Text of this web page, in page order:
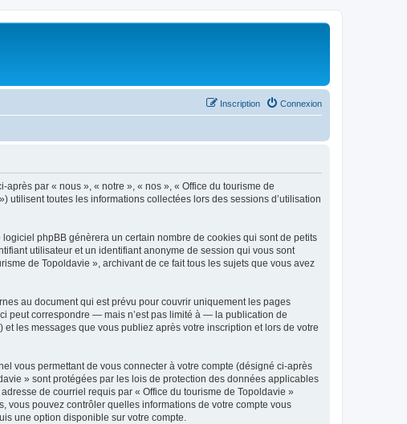
Connexion
Inscription
par « nous », « notre », « nos », « Office du tourisme de
toutes les informations collectées lors des sessions d’utilisation
phpBB génèrera un certain nombre de cookies qui sont de petits
utilisateur et un identifiant anonyme de session qui vous sont
de Topoldavie », archivant de ce fait tous les sujets que vous avez
au document qui est prévu pour couvrir uniquement les pages
peut correspondre — mais n’est pas limité à — la publication de
les messages que vous publiez après votre inscription et lors de votre
vous permettant de vous connecter à votre compte (désigné ci-après
» sont protégées par les lois de protection des données applicables
de courriel requis par « Office du tourisme de Topoldavie »
vous pouvez contrôler quelles informations de votre compte vous
une option disponible sur votre compte.